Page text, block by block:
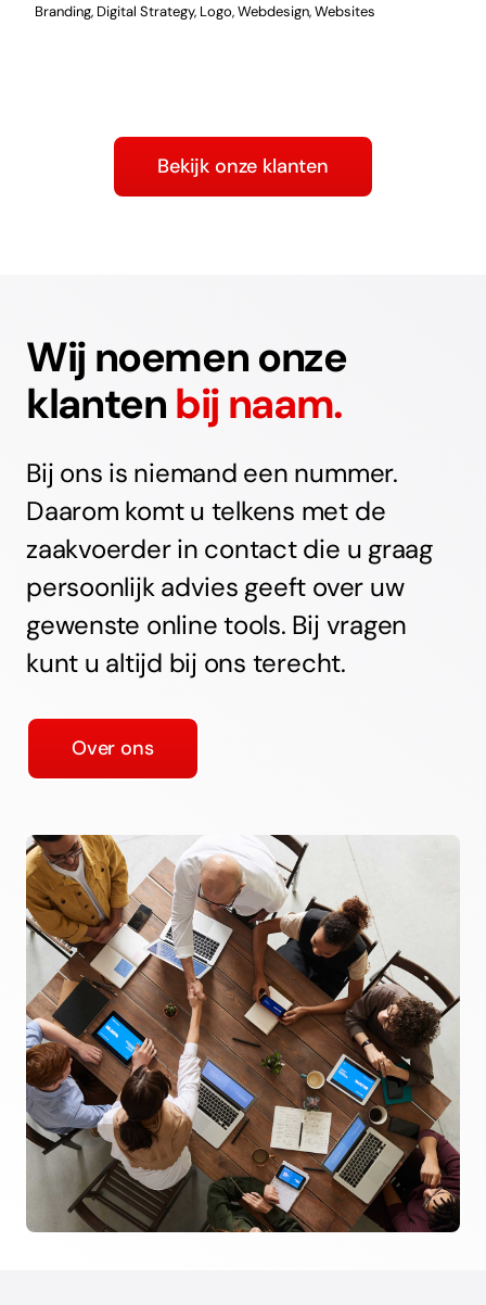
Branding, Logo,Webdesign,Websites
Bekijk onze klanten
Wij noemen onze
klanten bij naam.
Bij ons is niemand een nummer.
Daarom komt u telkens met de
zaakvoerder in contact die u graag
persoonlijk advies geeft over uw
gewenste online tools. Bij vragen
kunt u altijd bij ons terecht.
Over ons